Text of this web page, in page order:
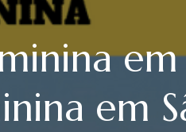
em
em